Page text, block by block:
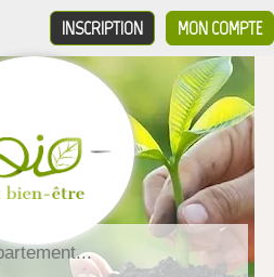
MON COMPTE
INSCRIPTION